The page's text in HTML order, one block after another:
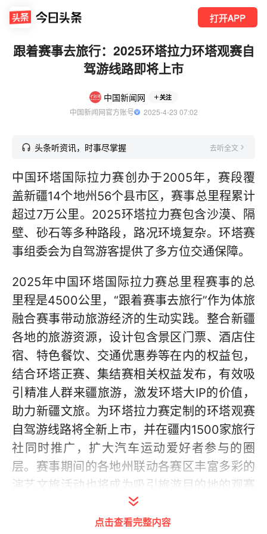
打开APP
跟着赛事去旅行：2025环塔拉力环塔观赛自
驾游线路即将上市
中国新闻网 关注
中国新闻网官方账号
  2025-4-23 07:02
头条听资讯，时事尽掌握 去听全文
中国环塔国际拉力赛创办于2005年，赛段覆
盖新疆14个地州56个县市区，赛事总里程累计
超过7万公里。2025环塔拉力赛包含沙漠、隔
壁、砂石等多种路段，路况环境复杂。环塔赛
事组委会为自驾游客提供了多方位交通保障。
2025年中国环塔国际拉力赛总里程赛事的总
里程是4500公里，“跟着赛事去旅行”作为体旅
融合赛事带动旅游经济的生动实践。整合新疆
各地的旅游资源，设计包含景区门票、酒店住
宿、特色餐饮、交通优惠券等在内的权益包，
结合环塔正赛、集结赛相关权益发布，有效吸
引精准人群来疆旅游，激发环塔大IP的价值，
助力新疆文旅。为环塔拉力赛定制的环塔观赛
自驾游线路将全新上市，并在疆内1500家旅行
社同时推广，扩大汽车运动爱好者参与的圈
层。赛事期间的各地州联动各赛区丰富多彩的
演艺文旅活动也将成为吸引旅游目的地的观赛
点击查看完整内容